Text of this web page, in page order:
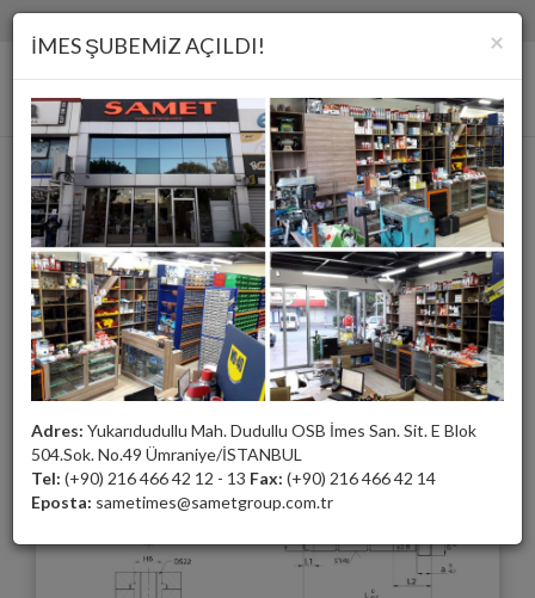
Kolon
×
İMES ŞUBEMİZ AÇILDI!
Adres: Yukarıdudullu Mah. Dudullu OSB İmes San. Sit. E Blok
504.Sok. No.49 Ümraniye/İSTANBUL
Tel: (+90) 216 466 42 12 - 13 Fax: (+90) 216 466 42 14
Eposta: sametimes@sametgroup.com.tr